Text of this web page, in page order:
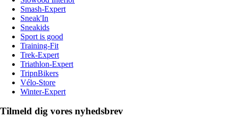
Smash-Expert
Sneak'In
Sneakids
Sport is good
Training-Fit
Trek-Expert
Triathlon-Expert
TripnBikers
Vélo-Store
Winter-Expert
Tilmeld dig vores nyhedsbrev